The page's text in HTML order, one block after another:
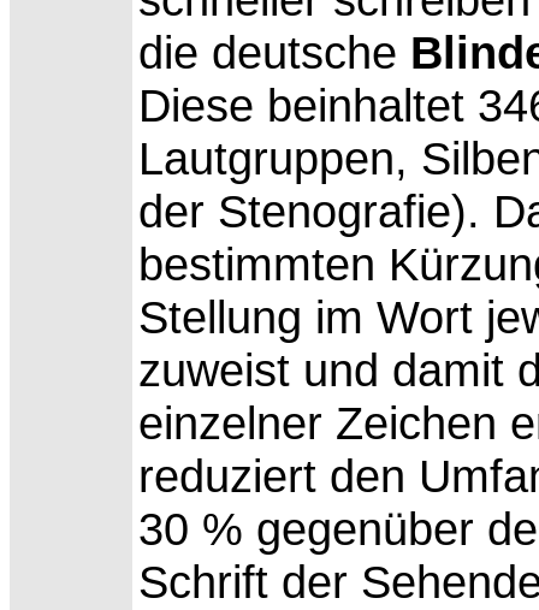
die deutsche
Diese beinhaltet
Lautgruppen,
der Stenografie).
bestimmten
Stellung im Wort
zuweist und damit
einzelner Zeichen
reduziert den
30 % gegenüber
Schrift der